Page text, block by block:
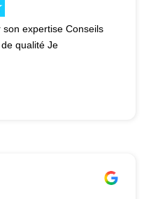
expertise Conseils
qualité Je